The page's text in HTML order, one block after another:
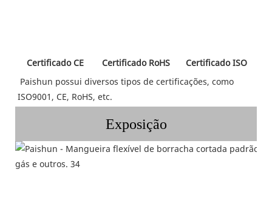
Certificado CE Certificado RoHS
Certificado ISO
Paishun possui diversos tipos de certificações, como
ISO9001, CE, RoHS, etc.
Exposição